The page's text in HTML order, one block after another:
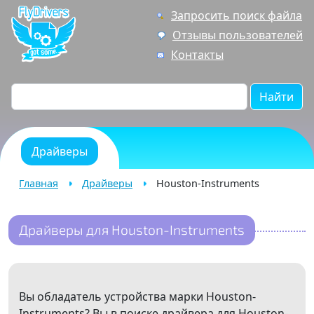
Запросить поиск файла
Отзывы пользователей
Контакты
Найти
Драйверы
Главная Драйверы Houston-Instruments
Драйверы для Houston-Instruments
Вы обладатель устройства марки Houston-